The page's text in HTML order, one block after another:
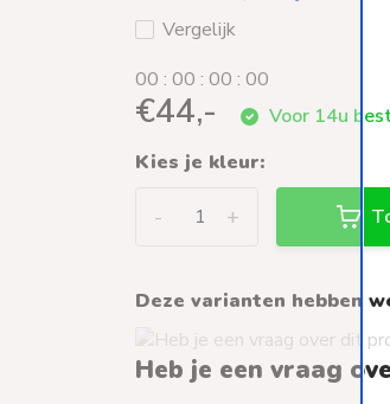
Vergelijk
00 :00 :00 :00
€44,-
Voor 14u
Kies je kleur:
+
-
Deze varianten hebben
Heb je een vraag